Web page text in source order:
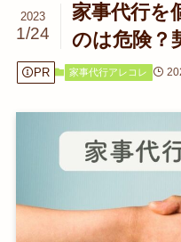
家事代行を
のは危険？
2023
1/24
PR 家事代行アレコレ